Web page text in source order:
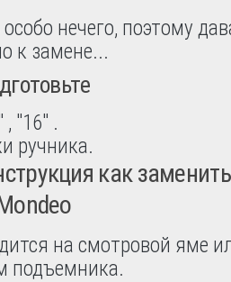
нечего, поэтому
к замене...
"16" .
ручника.
как
на смотровой яме
подъемника.